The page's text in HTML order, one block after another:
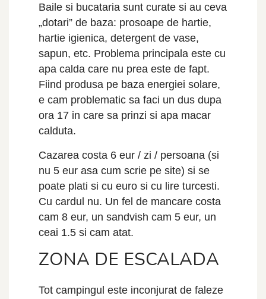
Baile si bucataria sunt curate si au ceva
„dotari” de baza: prosoape de hartie,
hartie igienica, detergent de vase,
sapun, etc. Problema principala este cu
apa calda care nu prea este de fapt.
Fiind produsa pe baza energiei solare,
e cam problematic sa faci un dus dupa
ora 17 in care sa prinzi si apa macar
calduta.
Cazarea costa 6 eur / zi / persoana (si
nu 5 eur asa cum scrie pe site) si se
poate plati si cu euro si cu lire turcesti.
Cu cardul nu. Un fel de mancare costa
cam 8 eur, un sandvish cam 5 eur, un
ceai 1.5 si cam atat.
ZONA DE ESCALADA
Tot campingul este inconjurat de faleze